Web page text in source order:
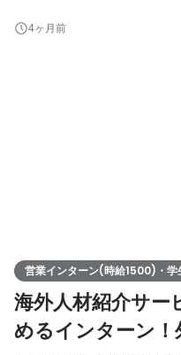
らで用意します) ■アポの取得 ■慣
■社内の半分は外国人で多国
4ヶ月前
営業インターン(時給1500)・学
海外人材紹介サー
めるインターン！